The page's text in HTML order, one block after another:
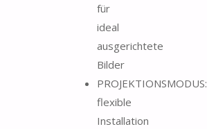
für
ideal
ausgerichtete
Bilder
PROJEKTIONSMODUS:
flexible
Installation